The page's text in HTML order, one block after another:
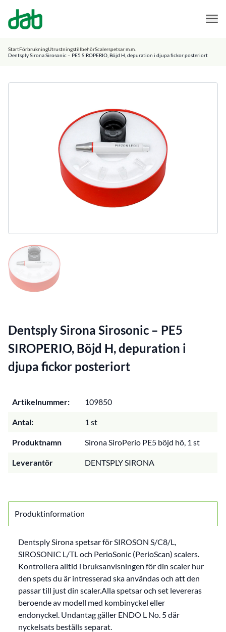
DAB Dental
StartFörbrukningUtrustningstillbehörScalerspetsar m.m.
Dentsply Sirona Sirosonic – PE5 SIROPERIO, Böjd H, depuration i djupa fickor posteriort
Dentsply Sirona Sirosonic – PE5
SIROPERIO, Böjd H, depuration i
djupa fickor posteriort
Artikelnummer: 109850
Antal: 1 st
Produktnamn Sirona SiroPerio PE5 böjd hö, 1 st
Leverantör DENTSPLY SIRONA
Produktinformation
Dentsply Sirona spetsar för SIROSON S/C8/L,
SIROSONIC L/TL och PerioSonic (PerioScan) scalers.
Kontrollera alltid i bruksanvisningen för din scaler hur
den spets du är intresserad ska användas och att den
passar till just din scaler.Alla spetsar och set levereras
beroende av modell med kombinyckel eller
endonyckel. Undantag gäller ENDO L No. 5 där
nyckelsats beställs separat.